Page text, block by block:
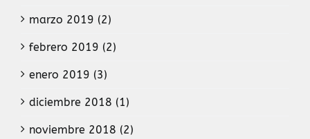
marzo 2019 (2)
febrero 2019 (2)
enero 2019 (3)
diciembre 2018 (1)
noviembre 2018 (2)